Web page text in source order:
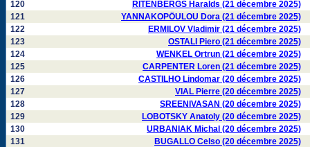
120
RITENBERGS Haralds (21 décembre 2025)
121
YANNAKOPÖULOU Dora (21 décembre 2025)
122
ERMILOV Vladimir (21 décembre 2025)
123
OSTALI Piero (21 décembre 2025)
124
WENKEL Ortrun (21 décembre 2025)
125
CARPENTER Loren (21 décembre 2025)
126
CASTILHO Lindomar (20 décembre 2025)
127
VIAL Pierre (20 décembre 2025)
128
SREENIVASAN (20 décembre 2025)
129
LOBOTSKY Anatoly (20 décembre 2025)
130
URBANIAK Michal (20 décembre 2025)
131
BUGALLO Celso (20 décembre 2025)